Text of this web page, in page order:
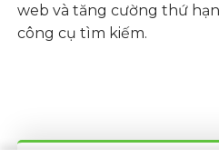
web và tăng cường thứ
công cụ tìm kiếm.